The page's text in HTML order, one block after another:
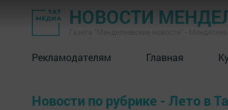
НОВОСТИ
Рекламодателям Главная
Новости по рубрике - Лето в